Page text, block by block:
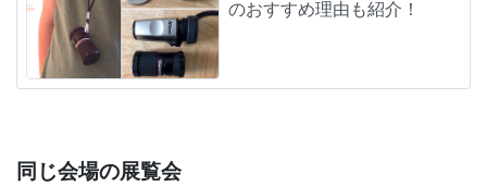
のおすすめ理由も紹介！
同じ会場の展覧会